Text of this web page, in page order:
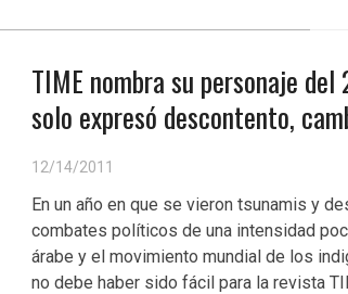
TIME nombra su personaje del
solo expresó descontento,
12/14/2011
En un año en que se vieron tsunamis y
combates políticos de una intensidad
árabe y el movimiento mundial de los
no debe haber sido fácil para la revista